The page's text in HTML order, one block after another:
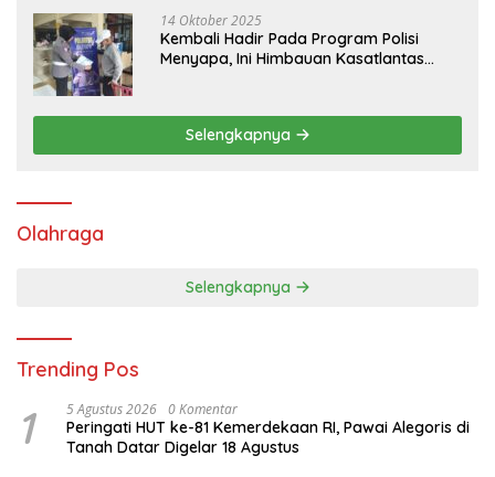
14 Oktober 2025
Kembali Hadir Pada Program Polisi
Menyapa, Ini Himbauan Kasatlantas
Selengkapnya
Olahraga
Selengkapnya
Trending Pos
1 5 Agustus 2026 0 Komentar
Peringati HUT ke-81 Kemerdekaan RI, Pawai Alegoris di
Tanah Datar Digelar 18 Agustus